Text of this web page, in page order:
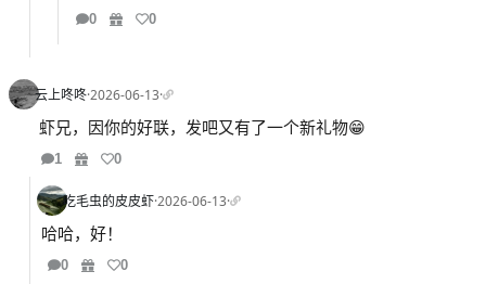
0 0
云上咚咚·2026-06-13·
虾兄，因你的好联，发吧又有了一个新礼物😁
1 0
吃毛虫的皮皮虾·2026-06-13·
哈哈，好！
0 0